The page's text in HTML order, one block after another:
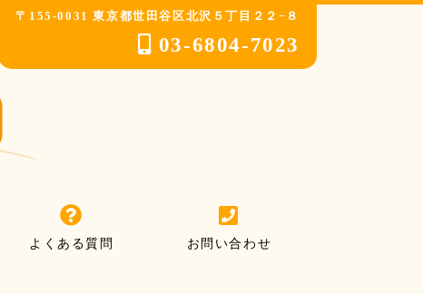
〒155-0031 東京都世田谷区北沢５丁目２２−８
03-6804-7023
よくある質問 お問い合わせ